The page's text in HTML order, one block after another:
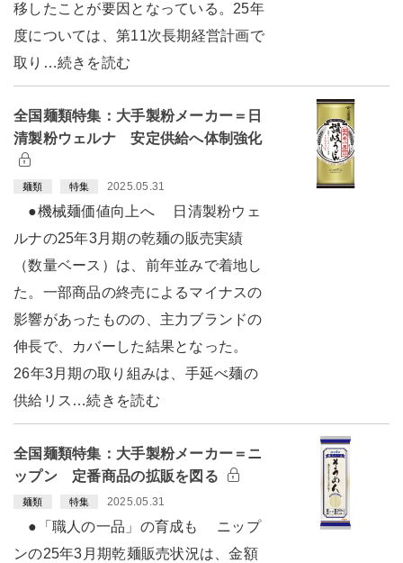
移したことが要因となっている。25年
度については、第11次長期経営計画で
取り…続きを読む
全国麺類特集：大手製粉メーカー＝日
清製粉ウェルナ 安定供給へ体制強化
麺類 特集 2025.05.31
●機械麺価値向上へ 日清製粉ウェ
ルナの25年3月期の乾麺の販売実績
（数量ベース）は、前年並みで着地し
た。一部商品の終売によるマイナスの
影響があったものの、主力ブランドの
伸長で、カバーした結果となった。
26年3月期の取り組みは、手延べ麺の
供給リス…続きを読む
全国麺類特集：大手製粉メーカー＝ニ
ップン 定番商品の拡販を図る
麺類 特集 2025.05.31
●「職人の一品」の育成も ニップ
ンの25年3月期乾麺販売状況は、金額